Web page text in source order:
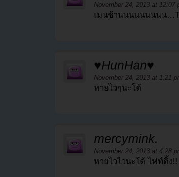
November 24, 2013 at 12:07
เมนช้านนนนนนนนน
♥HunHan♥
November 24, 2013 at 1:21
หายไวๆนะโด้
mercymink.
November 24, 2013 at 4:28
หายไวไวนะโด้ ไฟท์ติ้ง!!